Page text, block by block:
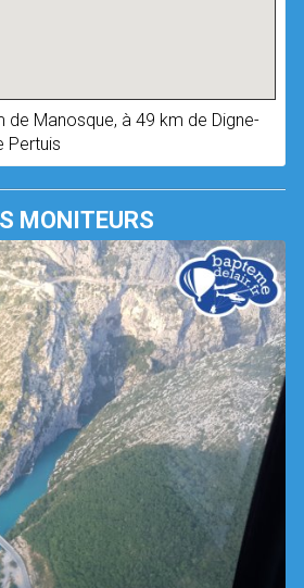
de Manosque, à 49 km de Digne-
Pertuis
MONITEURS